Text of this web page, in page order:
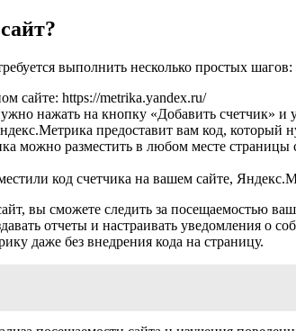
выполнить несколько простых шагов:
сайте: https://metrika.yandex.ru/
нажать на кнопку «Добавить счетчик» и
предоставит вам код,
можно разместить в любом месте
код счетчика на вашем сайте,
вы сможете следить за посещаемостью
отчеты и настраивать уведомления о
даже без внедрения кода на страницу.